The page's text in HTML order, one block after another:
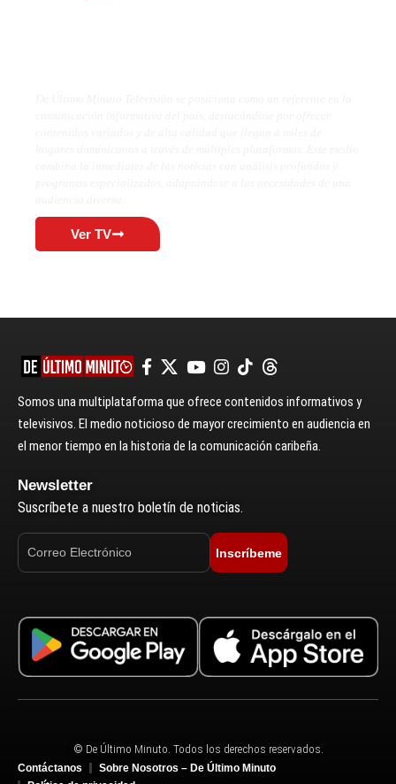
Ver TV
Somos una multiplataforma que ofrece contenidos informativos y
televisivos. El medio noticioso de mayor crecimiento en audiencia en
el menor tiempo en la historia de la comunicación caribeña.
Newsletter
Suscríbete a nuestro boletín de noticias.
Inscríbeme
© De Último Minuto. Todos los derechos reservados.
Contáctanos
Sobre Nosotros – De Último Minuto